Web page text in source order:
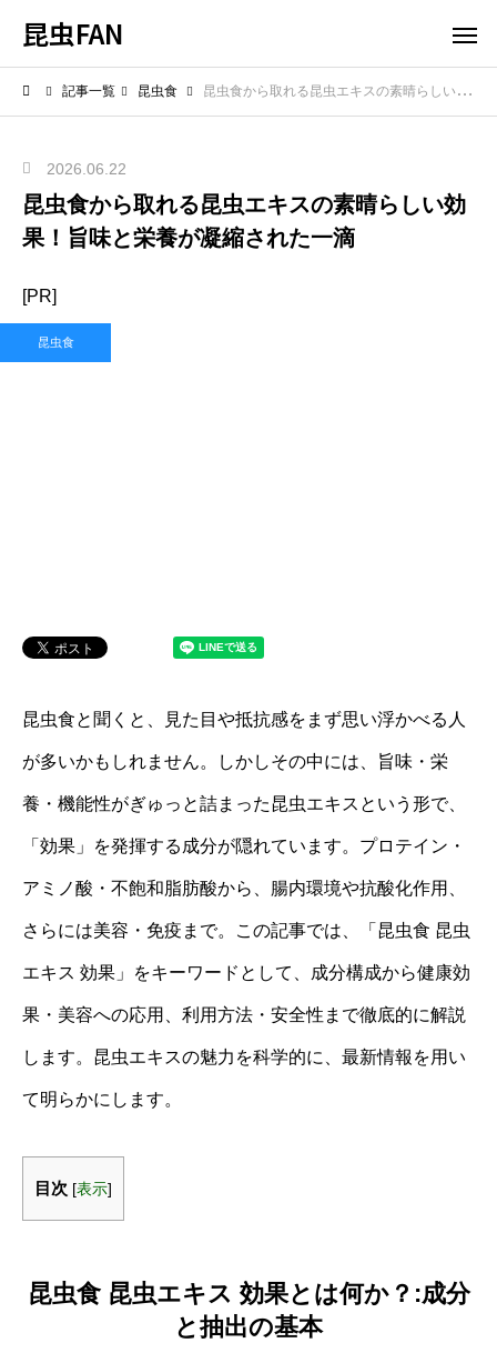
昆虫FAN
記事一覧 昆虫食 昆虫食から取れる昆虫エキスの素晴らしい効果！旨味と栄養が凝縮された一滴
2026.06.22
昆虫食から取れる昆虫エキスの素晴らしい効
果！旨味と栄養が凝縮された一滴
[PR]
昆虫食
昆虫食と聞くと、見た目や抵抗感をまず思い浮かべる人
が多いかもしれません。しかしその中には、旨味・栄
養・機能性がぎゅっと詰まった昆虫エキスという形で、
「効果」を発揮する成分が隠れています。プロテイン・
アミノ酸・不飽和脂肪酸から、腸内環境や抗酸化作用、
さらには美容・免疫まで。この記事では、「昆虫食 昆虫
エキス 効果」をキーワードとして、成分構成から健康効
果・美容への応用、利用方法・安全性まで徹底的に解説
します。昆虫エキスの魅力を科学的に、最新情報を用い
て明らかにします。
目次 [表示]
昆虫食 昆虫エキス 効果とは何か？:成分
と抽出の基本